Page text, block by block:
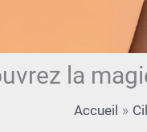
la
Accueil